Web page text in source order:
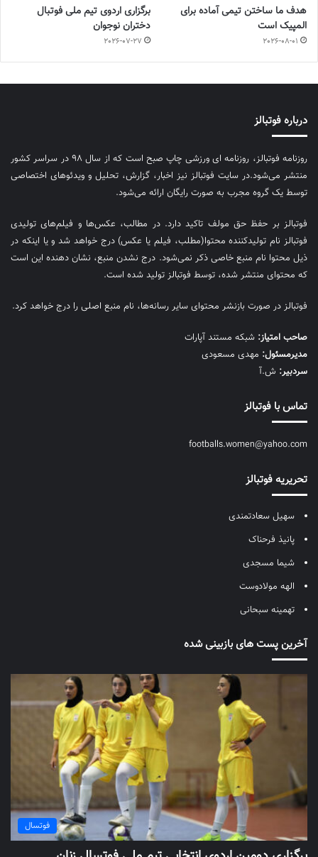
هدف ما ساختن تیمی آماده برای
المپیک است
2026-08-01
برگزاری اردوی تیم ملی فوتبال
دختران نوجوان
2026-07-27
درباره فوتبالز
روزنامه فوتبالز، روزنامه ای ورزشی چاپ صبح است که از سال ۹۸ در سراسر کشور
منتشر می‌شود.در سایت فوتبالز نیز اخبار، گزارش، تحلیل و ویدئوهای اختصاصی
توسط یک گروه مجرب به صورت رایگان ارائه می‌شود.
فوتبالز بر حفظ حق مولف تاکید دارد. در مطالب، عکس‌ها و فیلم‌های تولیدی
فوتبالز نام تولیدکننده محتوا(مطلب، فیلم یا عکس) درج خواهد شد و یا اینکه در
ذیل محتوا نام منبع خاصی ذکر نمی‌‎شود. درج نشدن منبع، نشان دهنده این است
که محتوای منتشر شده، توسط فوتبالز تولید شده است.
فوتبالز در صورت بازنشر محتوای سایر رسانه‌ها، نام منبع اصلی را درج خواهد کرد.
صاحب امتیاز: شبکه مستند آپارات
مديرمسئول: مهدی مسعودی
سردبیر: ش.آ
تماس با فوتبالز
footballs.women@yahoo.com
تحریریه فوتبالز
سهیل سعادتمندی
پانیذ فرحناک
شیما مسجدی
الهه مولادوست
تهمینه سبحانی
آخرین پست های بازبینی شده
فوتسال